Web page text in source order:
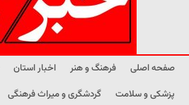
صفحه اصلی فرهنگ و هنر اخبار استان
پزشکی و سلامت
گردشگری و میراث فرهنگی